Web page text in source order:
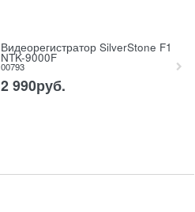
Видеорегистратор SilverStone F1
NTK-9000F
00793
2 990руб.